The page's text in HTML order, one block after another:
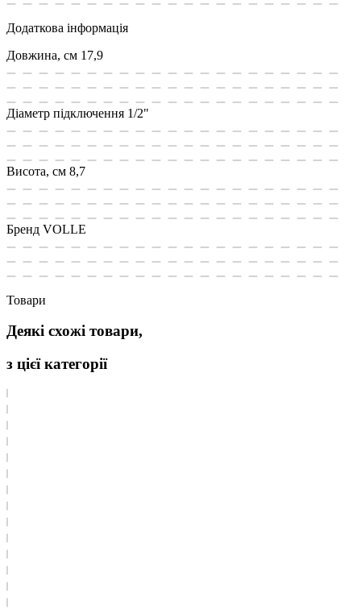
Додаткова інформація
Довжина, см 17,9
Діаметр підключення 1/2"
Висота, см 8,7
Бренд VOLLE
Товари
Деякі схожі товари,
з цієї категорії